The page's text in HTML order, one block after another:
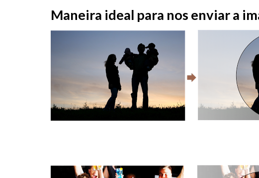
Maneira ideal para nos enviar a